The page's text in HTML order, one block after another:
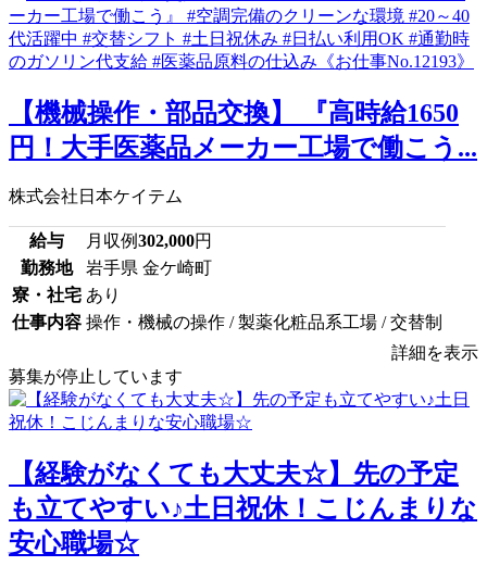
【機械操作・部品交換】 『高時給1650
円！大手医薬品メーカー工場で働こう...
株式会社日本ケイテム
給与 月収例302,000円
勤務地
岩手県 金ケ崎町
寮・社宅 あり
仕事内容 操作・機械の操作 / 製薬化粧品系工場 / 交替制
詳細を表示
募集が停止しています
【経験がなくても大丈夫☆】先の予定
も立てやすい♪土日祝休！こじんまりな
安心職場☆